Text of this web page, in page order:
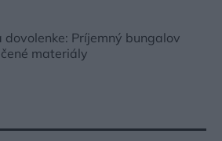
dovolenke: Príjemný bungalov
materiály